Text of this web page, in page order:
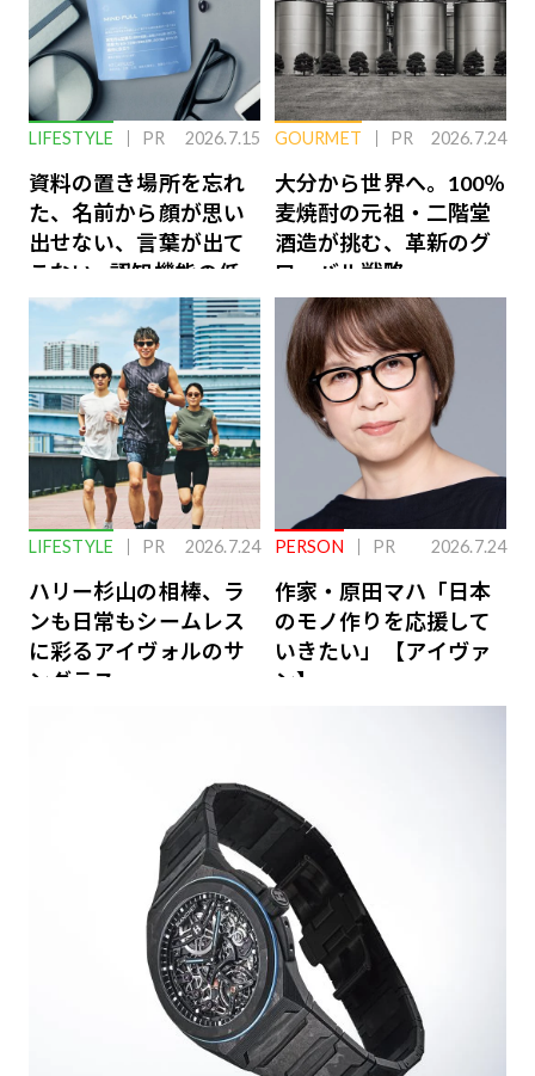
LIFESTYLE PR 2026.7.15
資料の置き場所を忘れ
た、名前から顔が思い
出せない、言葉が出て
こない…認知機能の低
下を救う、脳のインナ
ーケアとは
GOURMET PR 2026.7.24
大分から世界へ。100％
麦焼酎の元祖・二階堂
酒造が挑む、革新のグ
ローバル戦略
LIFESTYLE PR 2026.7.24
ハリー杉山の相棒、ラ
ンも日常もシームレス
に彩るアイヴォルのサ
ングラス
PERSON PR 2026.7.24
作家・原田マハ「日本
のモノ作りを応援して
いきたい」【アイヴァ
ン】